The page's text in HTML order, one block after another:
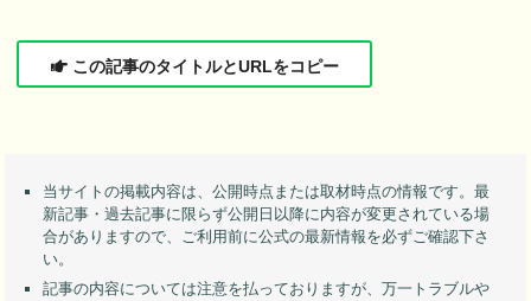
この記事のタイトルとURLをコピー
当サイトの掲載内容は、公開時点または取材時点の情報です。最
新記事・過去記事に限らず公開日以降に内容が変更されている場
合がありますので、ご利用前に公式の最新情報を必ずご確認下さ
い。
記事の内容については注意を払っておりますが、万一トラブルや